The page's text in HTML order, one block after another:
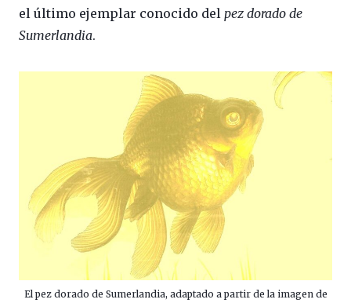
el último ejemplar conocido del pez dorado de
Sumerlandia.
El pez dorado de Sumerlandia, adaptado a partir de la imagen de